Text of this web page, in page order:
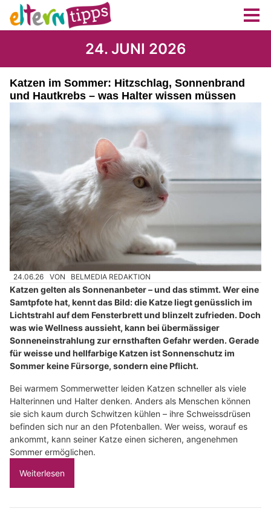
24. JUNI 2026
Katzen im Sommer: Hitzschlag, Sonnenbrand
und Hautkrebs – was Halter wissen müssen
24.06.26 VON BELMEDIA REDAKTION
Katzen gelten als Sonnenanbeter – und das stimmt. Wer eine
Samtpfote hat, kennt das Bild: die Katze liegt genüsslich im
Lichtstrahl auf dem Fensterbrett und blinzelt zufrieden. Doch
was wie Wellness aussieht, kann bei übermässiger
Sonneneinstrahlung zur ernsthaften Gefahr werden. Gerade
für weisse und hellfarbige Katzen ist Sonnenschutz im
Sommer keine Fürsorge, sondern eine Pflicht.
Bei warmem Sommerwetter leiden Katzen schneller als viele
Halterinnen und Halter denken. Anders als Menschen können
sie sich kaum durch Schwitzen kühlen – ihre Schweissdrüsen
befinden sich nur an den Pfotenballen. Wer weiss, worauf es
ankommt, kann seiner Katze einen sicheren, angenehmen
Sommer ermöglichen.
Weiterlesen